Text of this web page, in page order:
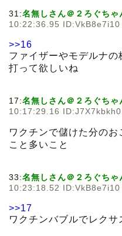
31:名無しさん＠２ろぐちゃ
10:22:36.95 ID:VkB8e7i10
>>16
ファイザーやモデルナ
打って欲しいね
17:名無しさん＠２ろぐちゃ
10:17:29.16 ID:J7X7kbkh0
ワクチンで儲けた分の
こと多いこと
33:名無しさん＠２ろぐちゃ
10:23:18.52 ID:VkB8e7i10
>>17
ワクチンバブルでレクサ